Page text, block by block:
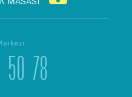
50 78